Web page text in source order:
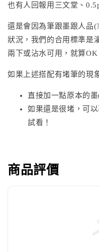
也有人回報用三文堂、
還是會因為筆跟墨跟人品
狀況，我們的合用標準是
兩下或沾水可用，就算OK
如果上述搭配有堵筆的現
直接加一點原本的
如果還是很堵，可
試看！
商品評價